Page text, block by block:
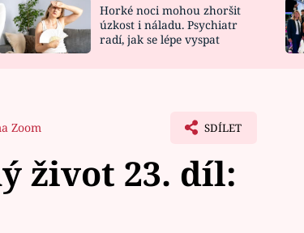
NOVINKY
VIDEORECEPTY
ZAHRADA
DESIGN
Horké noci mohou zhoršit
úzkost i náladu. Psychiatr
radí, jak se lépe vyspat
Zoom SDÍLET
život 23. díl: